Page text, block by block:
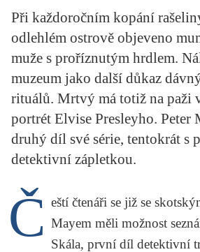
Při každoročním kopání
odlehlém ostrově objeveno
muže s proříznutým hrdlem.
muzeum jako další důkaz
rituálů. Mrtvý má totiž na paži
portrét Elvise Presleyho. Peter
druhý díl své série, tentokrát s
detektivní zápletkou.
Č eští čtenáři se již se
Mayem měli možnost
Skála, první díl detektivní